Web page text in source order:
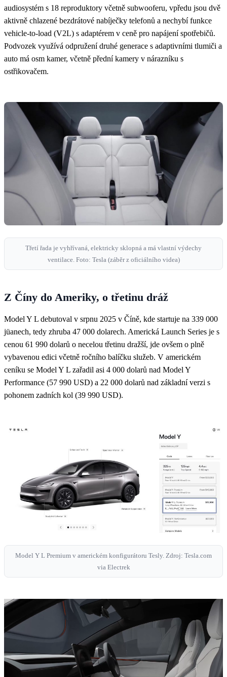
audiosystém s 18 reproduktory včetně subwooferu, vpředu jsou dvě
aktivně chlazené bezdrátové nabíječky telefonů a nechybí funkce
vehicle-to-load (V2L) s adaptérem v ceně pro napájení spotřebičů.
Podvozek využívá odpružení druhé generace s adaptivními tlumiči a
auto má osm kamer, včetně přední kamery v nárazníku s
ostřikovačem.
Třetí řada je vyhřívaná, elektricky sklopná a má vlastní výdechy
ventilace. Foto: Tesla (záběr z oficiálního videa)
Z Číny do Ameriky, o třetinu dráž
Model Y L debutoval v srpnu 2025 v Číně, kde startuje na 339 000
jüanech, tedy zhruba 47 000 dolarech. Americká Launch Series je s
cenou 61 990 dolarů o necelou třetinu dražší, jde ovšem o plně
vybavenou edici včetně ročního balíčku služeb. V americkém
ceníku se Model Y L zařadil asi 4 000 dolarů nad Model Y
Performance (57 990 USD) a 22 000 dolarů nad základní verzi s
pohonem zadních kol (39 990 USD).
Model Y L Premium v americkém konfigurátoru Tesly. Zdroj: Tesla.com
via Electrek